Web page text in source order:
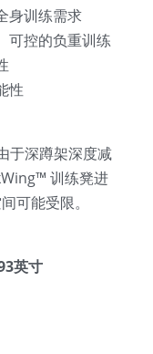
身训练需求
可控的负重训练
性
于深蹲架深度减
训练凳进
可能受限。
英寸